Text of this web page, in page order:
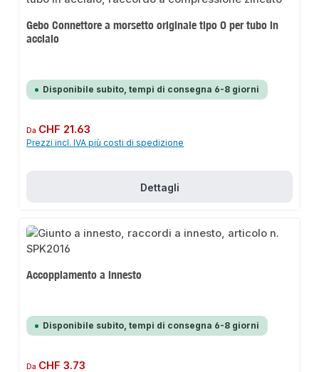
Gebo Connettore a morsetto originale tipo O per tubo in
acciaio
Disponibile subito, tempi di consegna 6-8 giorni
Prezzo normale:
Da CHF 21.63
Prezzi incl. IVA più costi di spedizione
Dettagli
Accoppiamento a innesto
Disponibile subito, tempi di consegna 6-8 giorni
Prezzo normale:
Da CHF 3.73